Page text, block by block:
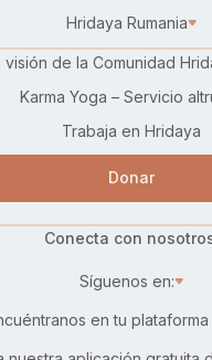
Hridaya Rumania
visión de la Comunidad
Karma Yoga – Servicio
Trabaja en Hridaya
Donar
Conecta con
Síguenos en:
en tu